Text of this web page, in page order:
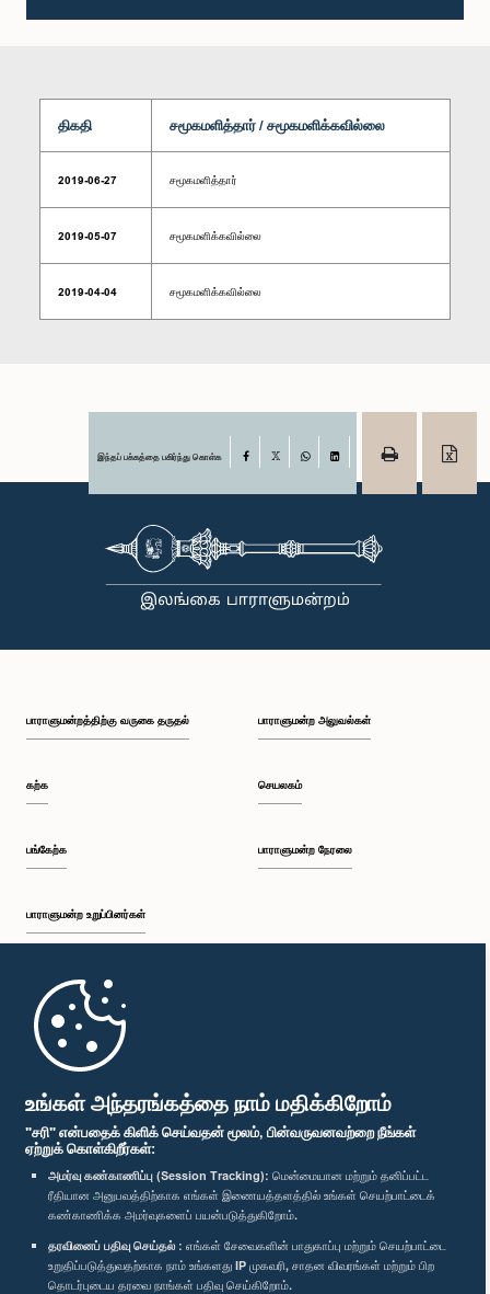
உங்கள் அந்தரங்கத்தை நாம் மதிக்கிறோம்
"சரி" என்பதைக் கிளிக் செய்வதன் மூலம், பின்வருவனவற்றை நீங்கள்
ஏற்றுக் கொள்கிறீர்கள்:
அமர்வு கண்காணிப்பு (Session Tracking): மென்மையான மற்றும் தனிப்பட்ட
ரீதியான அனுபவத்திற்காக எங்கள் இணையத்தளத்தில் உங்கள் செயற்பாட்டைக்
கண்காணிக்க அமர்வுகளைப் பயன்படுத்துகிறோம்.
தரவினைப் பதிவு செய்தல் : எங்கள் சேவைகளின் பாதுகாப்பு மற்றும் செயற்பாட்டை
உறுதிப்படுத்துவதற்காக நாம் உங்களது IP முகவரி, சாதன விவரங்கள் மற்றும் பிற
தொடர்புடைய தரவை நாங்கள் பதிவு செய்கிறோம்.
திகதி சமூகமளித்தார் / சமூகமளிக்கவில்லை
2019-06-27 சமூகமளித்தார்
2019-05-07 சமூகமளிக்கவில்லை
2019-04-04 சமூகமளிக்கவில்லை
இந்தப் பக்கத்தை பகிர்ந்து கொள்க Facebook
பாராளுமன்றத்திற்கு வருகை தருதல்
கற்க
பங்கேற்க
பாராளுமன்ற உறுப்பினர்கள்
முதற்பக்கம்
பாராளுமன்ற அலுவல்கள்
செயலகம்
பாராளுமன்ற நேரலை
பாராளுமன்ற கையடக்க செயலி
எம்மை பின்தொடர்க :
விருதுகள்